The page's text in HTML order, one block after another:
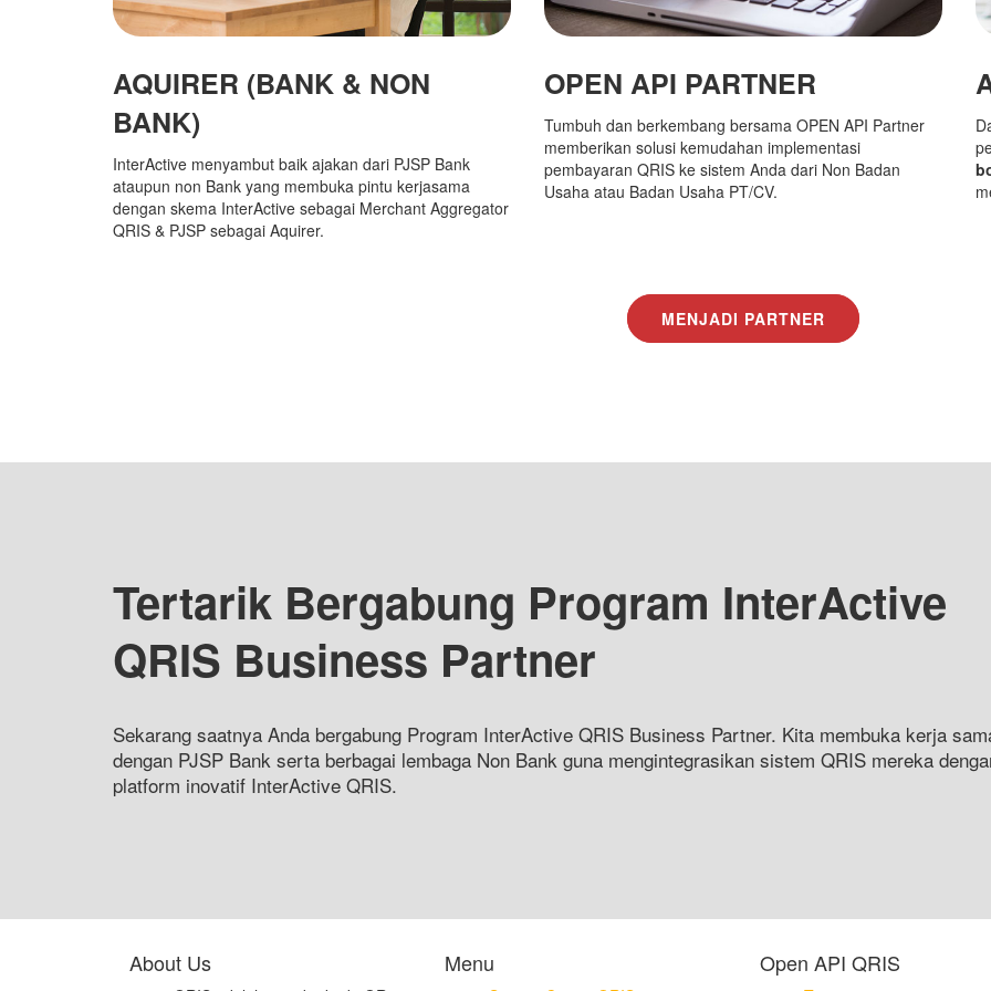
AQUIRER (BANK & NON
BANK)
InterActive menyambut baik ajakan dari PJSP Bank
ataupun non Bank yang membuka pintu kerjasama
dengan skema InterActive sebagai Merchant Aggregator
QRIS & PJSP sebagai Aquirer.
OPEN API PARTNER
Tumbuh dan berkembang bersama OPEN API Partner
memberikan solusi kemudahan implementasi
pembayaran QRIS ke sistem Anda dari Non Badan
Usaha atau Badan Usaha PT/CV.
MENJADI PARTNER
Tertarik Bergabung Program InterActive
QRIS Business Partner
Sekarang saatnya Anda bergabung Program InterActive QRIS Business Partner. Kita membuka kerja
dengan PJSP Bank serta berbagai lembaga Non Bank guna mengintegrasikan sistem QRIS mereka
platform inovatif InterActive QRIS.
About Us Menu Open API QRIS